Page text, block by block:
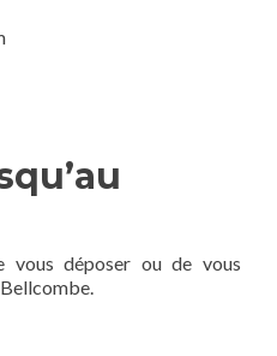
vous déposer ou de vous